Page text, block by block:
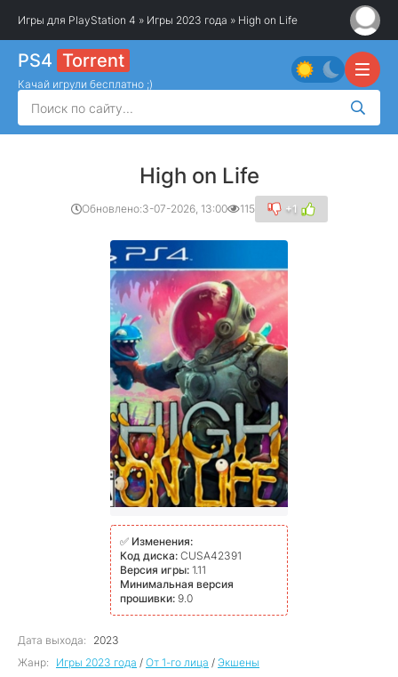
Игры для PlayStation 4 » Игры 2023 года » High on Life
PS4 Torrent
Качай игрули бесплатно ;)
High on Life
Обновлено:3-07-2026, 13:00 115 +1
✅ Изменения:
Код диска: CUSA42391
Версия игры: 1.11
Минимальная версия
прошивки: 9.0
Дата выхода:
2023
Жанр:
Игры 2023 года / От 1-го лица / Экшены